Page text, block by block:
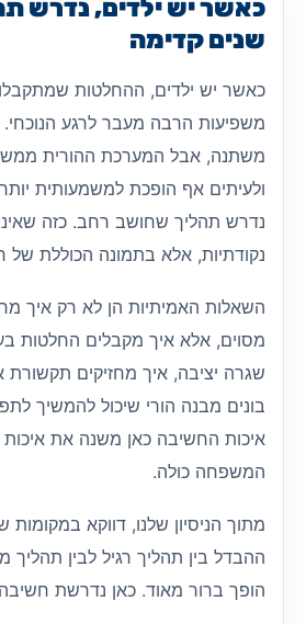
כאשר יש ילדים, נדרש
שנים קדימה
כאשר יש ילדים, ההחלטות
משפיעות הרבה מעבר לרגע הנוכחי.
משתנה, אבל המערכת ההורית
ולעיתים אף הופכת למשמעותית
נדרש תהליך שחושב רחב. כזה
נקודתיות, אלא בתמונה הכוללת
השאלות האמיתיות הן לא רק איך
מסוים, אלא איך מקבלים החלטות
שגרה יציבה, איך מחזיקים תקשורת
בונים מבנה הורי שיכול להמשיך
איכות החשיבה כאן משנה את
המשפחה כולה.
מתוך הניסיון שלנו, דווקא
ההבדל בין תהליך רגיל לבין תהליך
הופך ברור מאוד. כאן נדרשת